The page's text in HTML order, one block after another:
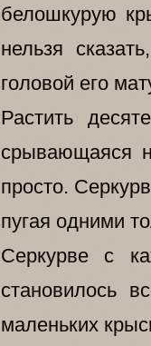
белошкурую
нельзя
головой его
Растить
срывающаяся
просто.
пугая одними
Серкурве с
становилось
маленьких